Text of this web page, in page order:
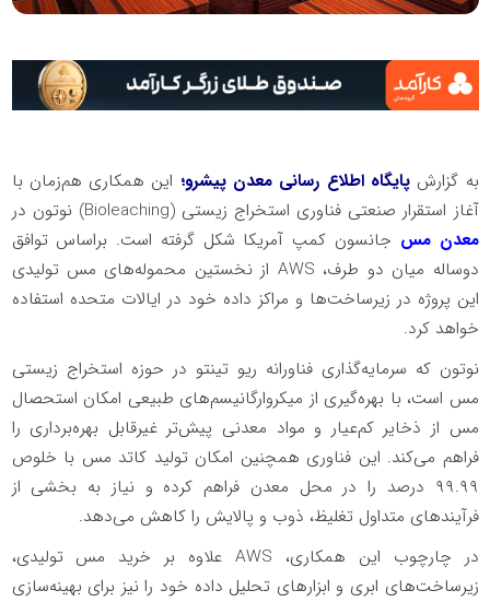
به گزارش پایگاه اطلاع رسانی معدن پیشرو؛ این همکاری هم‌زمان با
آغاز استقرار صنعتی فناوری استخراج زیستی (Bioleaching) نوتون در
معدن مس جانسون کمپ آمریکا شکل گرفته است. براساس توافق
دوساله میان دو طرف، AWS از نخستین محموله‌های مس تولیدی
این پروژه در زیرساخت‌ها و مراکز داده خود در ایالات متحده استفاده
خواهد کرد.
نوتون که سرمایه‌گذاری فناورانه ریو تینتو در حوزه استخراج زیستی
مس است، با بهره‌گیری از میکروارگانیسم‌های طبیعی امکان استحصال
مس از ذخایر کم‌عیار و مواد معدنی پیش‌تر غیرقابل بهره‌برداری را
فراهم می‌کند. این فناوری همچنین امکان تولید کاتد مس با خلوص
۹۹.۹۹ درصد را در محل معدن فراهم کرده و نیاز به بخشی از
فرآیندهای متداول تغلیظ، ذوب و پالایش را کاهش می‌دهد.
در چارچوب این همکاری، AWS علاوه بر خرید مس تولیدی،
زیرساخت‌های ابری و ابزارهای تحلیل داده خود را نیز برای بهینه‌سازی